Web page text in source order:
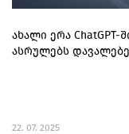
ახალი ერა
ასრულებს
22. 07. 2025